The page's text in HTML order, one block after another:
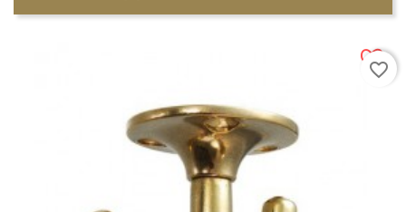
favorite_border